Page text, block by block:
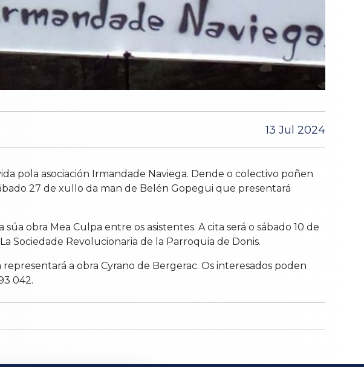
13 Jul 2024
pola asociación Irmandade Naviega. Dende o colectivo poñen
27 de xullo da man de Belén Gopegui que presentará
obra Mea Culpa entre os asistentes. A cita será o sábado 10 de
Sociedade Revolucionaria de la Parroquia de Donis.
a obra Cyrano de Bergerac. Os interesados poden
042.